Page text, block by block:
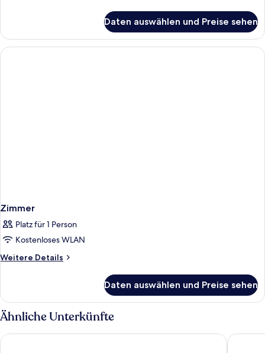
Daten auswählen und Preise sehen
Zimmer
Platz für 1 Person
Kostenloses WLAN
Weitere Details
Weitere
Daten auswählen und Preise sehen
Ähnliche Unterkünfte
J4 Hotel Samui 3 Tigers